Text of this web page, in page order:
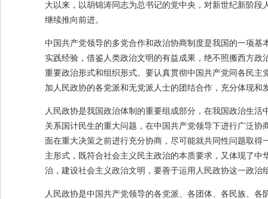
大以来，以胡锦涛同志为总书记的党中央，对新世纪新阶
继续推向前进。
中国共产党领导的多党合作和政治协商制度是我国的一项
实践经验，借鉴人类政治文明的有益成果，绝不照搬西方
重要政治形式和组织形式。要认真贯彻中国共产党同各民
加人民政协的各党派和无党派人士的团结合作，充分体现
人民政协是我国政治体制的重要组成部分，在我国政治生
关系国计民生的重大问题，在中国共产党领导下进行广泛
面在重大决策之前进行充分协商，尽可能就共同性问题取
主形式，既符合社会主义民主政治的本质要求，又体现了
治，建设社会主义政治文明，要善于运用人民政协这一政治
人民政协是中国共产党领导的各党派、各团体、各民族、